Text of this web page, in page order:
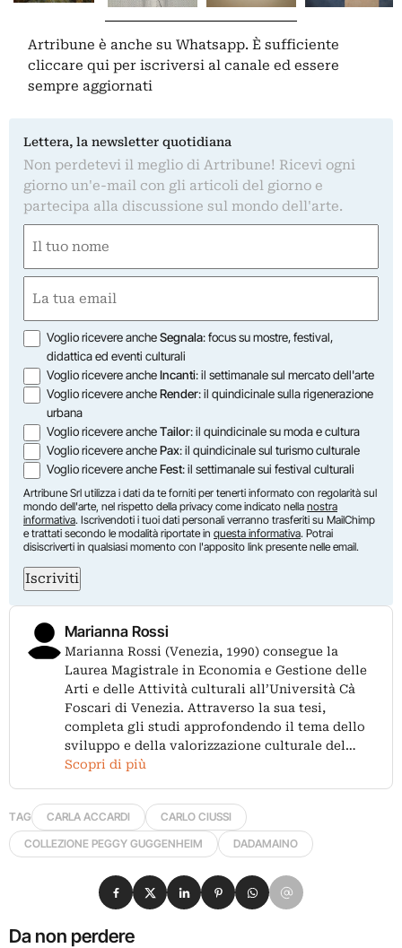
Artribune è anche su Whatsapp. È sufficiente
cliccare qui per iscriversi al canale ed essere
sempre aggiornati
Lettera, la newsletter quotidiana
Non perdetevi il meglio di Artribune! Ricevi ogni
giorno un'e-mail con gli articoli del giorno e
partecipa alla discussione sul mondo dell'arte.
(Obbligatorio)
Nome
(Obbligatorio)
Opzioni
Voglio ricevere ancheSegnala: focus su mostre, festival,
didattica ed eventi culturali
Voglio ricevere ancheIncanti: il settimanale sul mercato dell'arte
Voglio ricevere ancheRender: il quindicinale sulla rigenerazione
urbana
Voglio ricevere ancheTailor: il quindicinale su moda e cultura
Voglio ricevere anchePax: il quindicinale sul turismo culturale
Voglio ricevere ancheFest: il settimanale sui festival culturali
Artribune Srl utilizza i dati da te forniti per tenerti informato con regolarità sul
mondo dell'arte, nel rispetto della privacy come indicato nella nostra
informativa. Iscrivendoti i tuoi dati personali verranno trasferiti su MailChimp
e trattati secondo le modalità riportate in questa informativa. Potrai
disiscriverti in qualsiasi momento con l'apposito link presente nelle email.
Iscriviti
Marianna Rossi
Marianna Rossi (Venezia, 1990) consegue la
Laurea Magistrale in Economia e Gestione delle
Arti e delle Attività culturali all’Università Cà
Foscari di Venezia. Attraverso la sua tesi,
completa gli studi approfondendo il tema dello
sviluppo e della valorizzazione culturale del…
Scopri di più
TAG CARLA ACCARDI
CARLO CIUSSI
COLLEZIONE PEGGY GUGGENHEIM
DADAMAINO
Da non perdere
Condividi su Facebook
Condividi su X
Condividi su LinkedIn
Condividi su Pinterest
Condividi su WhatsApp
Condividi su Email